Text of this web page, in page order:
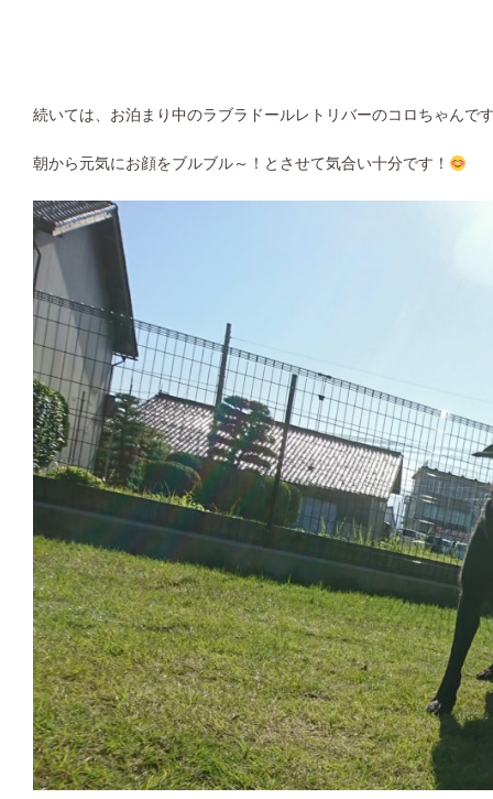
続いては、お泊まり中のラブラドールレトリバーのコロちゃんで
朝から元気にお顔をブルブル～！とさせて気合い十分です！